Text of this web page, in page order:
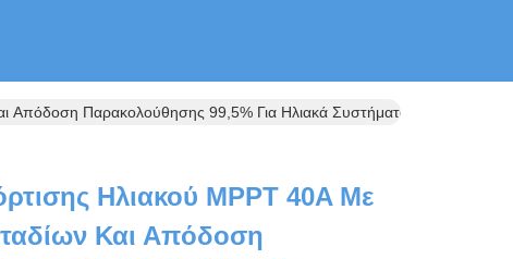
Απόδοση Παρακολούθησης 99,5% Για Ηλιακά Συστήματα RV
Ηλιακού MPPT 40A Με
Και Απόδοση